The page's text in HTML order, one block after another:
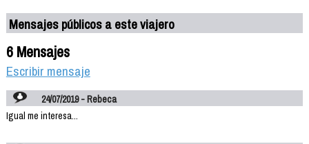
Mensajes públicos a este viajero
6 Mensajes
Escribir mensaje
24/07/2019 - Rebeca
Igual me interesa...